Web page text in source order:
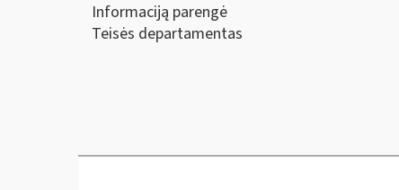
Informaciją parengė
Teisės departamentas